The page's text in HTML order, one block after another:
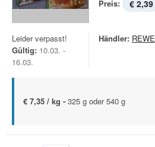
Preis: € 2,39
Leider verpasst!
Gültig: 10.03. -
16.03.
Händler: REWE
€ 7,35 / kg - 325 g oder 540 g